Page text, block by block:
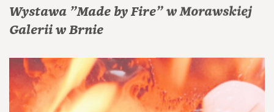
Wystawa "Made by Fire" w Morawskiej
Galerii w Brnie